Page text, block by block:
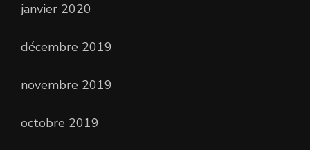
janvier 2020
décembre 2019
novembre 2019
octobre 2019